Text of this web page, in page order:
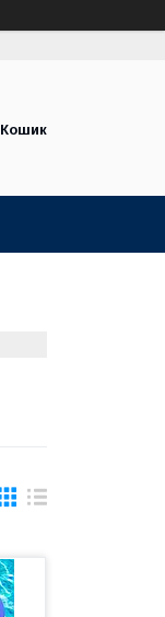
Кошик